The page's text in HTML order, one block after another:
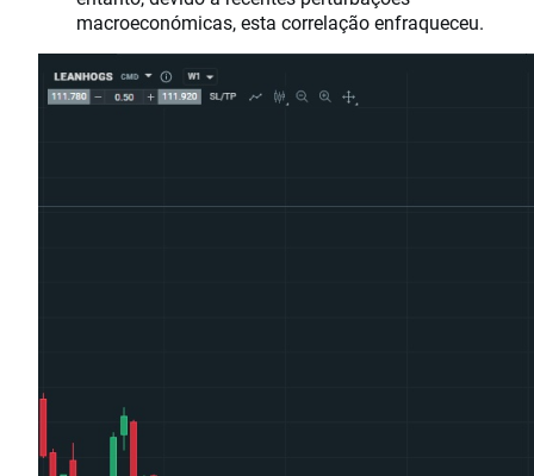
macroeconómicas, esta correlação enfraqueceu.